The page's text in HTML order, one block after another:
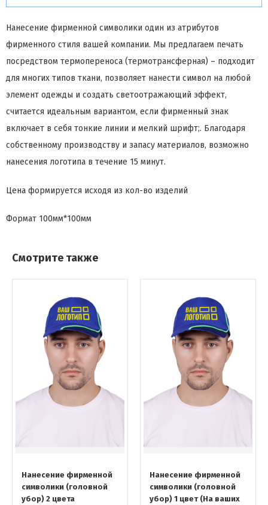
Нанесение фирменной символики один из атрибутов
фирменного стиля вашей компании. Мы предлагаем печать
посредством термопереноса (термотрансферная) – подходит
для многих типов ткани, позволяет нанести символ на любой
элемент одежды и создать светоотражающий эффект,
считается идеальным вариантом, если фирменный знак
включает в себя тонкие линии и мелкий шрифт;. Благодаря
собственному производству и запасу материалов, возможно
нанесения логотипа в течение 15 минут.
Цена формируется исходя из кол-во изделий
Формат 100мм*100мм
Смотрите также
Нанесение фирменной
символики (головной
убор) 2 цвета
Нанесение фирменной
символики (головной
убор) 1 цвет (На ваших